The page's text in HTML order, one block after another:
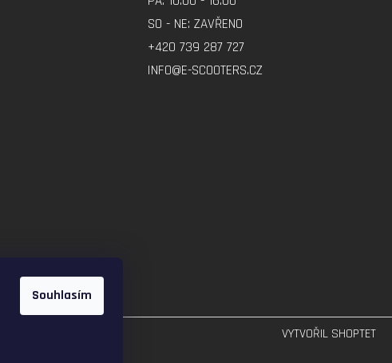
Souhlasím
SO - NE: ZAVŘENO
+420 739 287 727
INFO@E-SCOOTERS.CZ
VYTVOŘIL SHOPTET